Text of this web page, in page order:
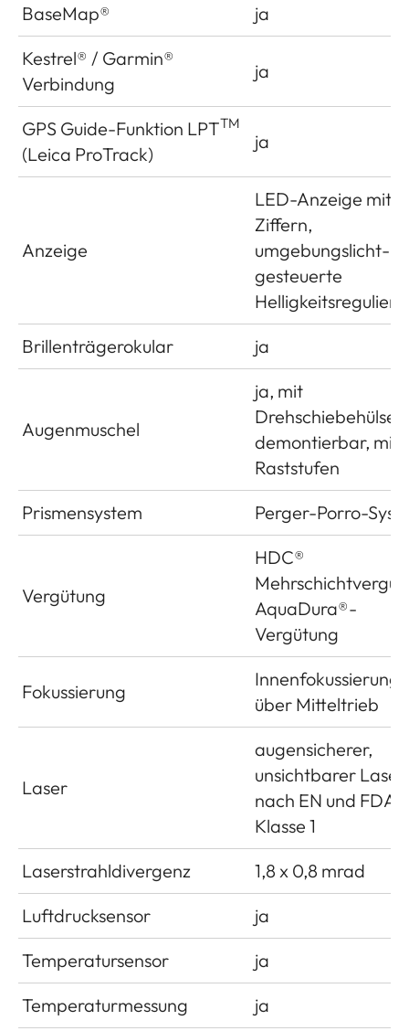
BaseMap®
ja
Kestrel® / Garmin®
Verbindung
ja
GPS Guide-Funktion LPTTM
(Leica ProTrack)
ja
Anzeige
LED-Anzeige mit 4
Ziffern,
umgebungslicht­
gesteuerte
Brillenträgerokular
ja
Augenmuschel
ja, mit
Drehschiebehülse,
demontierbar, mit
Raststufen
Prismensystem
Perger-Porro-
Vergütung
HDC®
AquaDura®-
Vergütung
Fokussierung
Innenfokussierung
über Mitteltrieb
Laser
augensicherer,
unsichtbarer Laser
nach EN und FDA
Klasse 1
Laserstrahldivergenz
1,8 x 0,8 mrad
Luftdrucksensor
ja
Temperatursensor
ja
Temperaturmessung
ja